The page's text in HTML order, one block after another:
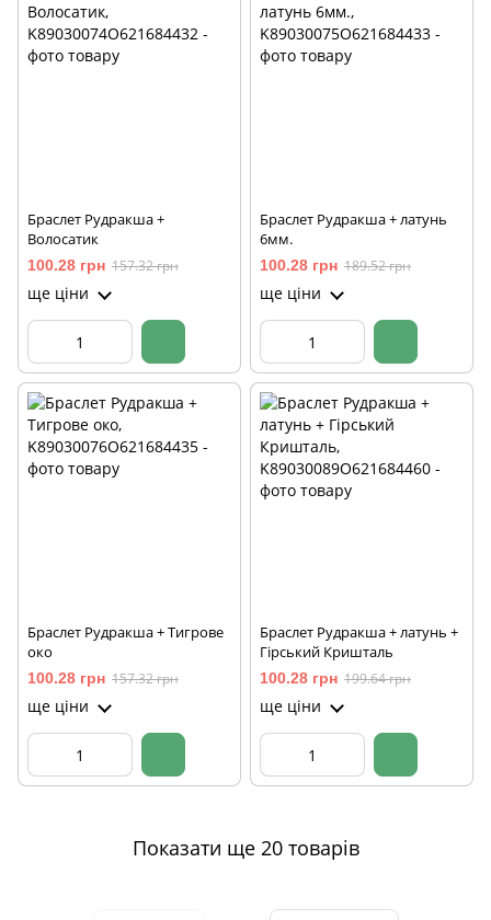
Браслет Рудракша +
Волосатик
100.28 грн 157.32 грн
ще ціни
Браслет Рудракша + латунь
6мм.
100.28 грн 189.52 грн
ще ціни
Браслет Рудракша + Тигрове
око
100.28 грн 157.32 грн
ще ціни
Браслет Рудракша + латунь +
Гірський Кришталь
100.28 грн 199.64 грн
ще ціни
Показати ще 20 товарів